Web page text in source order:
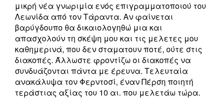
μικρή νέα γνωριμία ενός επιγραμματοποιού του
Λεωνίδα από τον Τάραντα. Αν φαίνεται
βαρύγδουπο θα δικαιολογηθώ μια και
απασχολούν τη σκέψη μου και τις μελετες μου
καθημερινά, που δεν σταματουν ποτέ, ούτε στις
διακοπές. Άλλωστε φροντίζω οι διακοπές να
συνδυάζονται πάντα με έρευνα. Τελευταία
ανακάλυψα τον Φερντοσί, έναν Πέρση ποιητή
τεράστιας αξίας του 10 αι. που μελετάω τώρα.